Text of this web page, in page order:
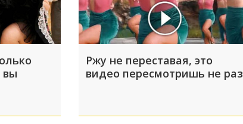
вы
Ржу не переставая, это
видео пересмотришь не раз